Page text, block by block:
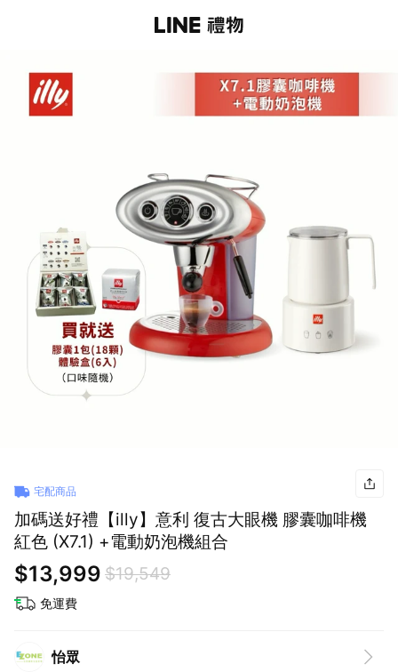
宅配商品
加碼送好禮【illy】意利 復古大眼機 膠囊咖啡機
紅色 (X7.1) +電動奶泡機組合
$13,999 $19,549
免運費
怡眾